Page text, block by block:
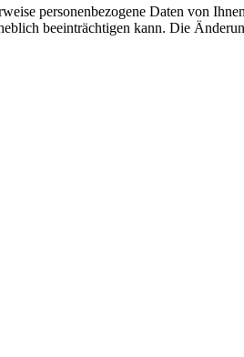
personenbezogene Daten von
beeinträchtigen kann. Die